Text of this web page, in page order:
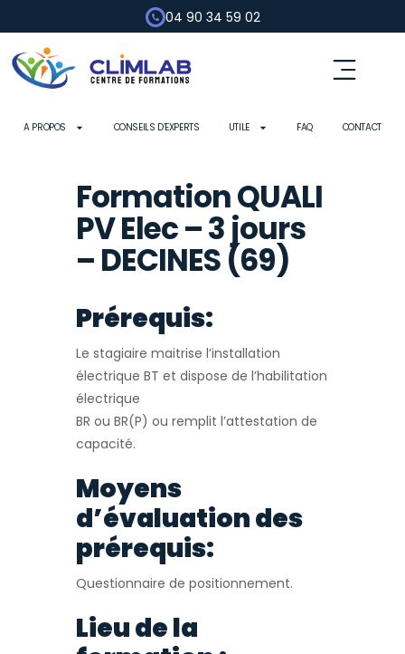
04 90 34 59 02
A PROPOS CONSEILS D’EXPERTS UTILE FAQ CONTACT
Formation QUALI
PV Elec – 3 jours
– DECINES (69)
Prérequis:
Le stagiaire maitrise l’installation
électrique BT et dispose de l’habilitation
électrique
BR ou BR(P) ou remplit l’attestation de
capacité.
Moyens
d’évaluation des
prérequis:
Questionnaire de positionnement.
Lieu de la